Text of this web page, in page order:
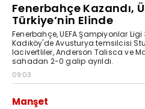
Fenerbahçe Kazandı,
Türkiye’nin Elinde
Fenerbahçe, UEFA Şampiyonlar
Kadıköy'de Avusturya temsilcisi
lacivertliler, Anderson Talisca ve
sahadan 2-0 galip ayrıldı.
09:03
Manşet